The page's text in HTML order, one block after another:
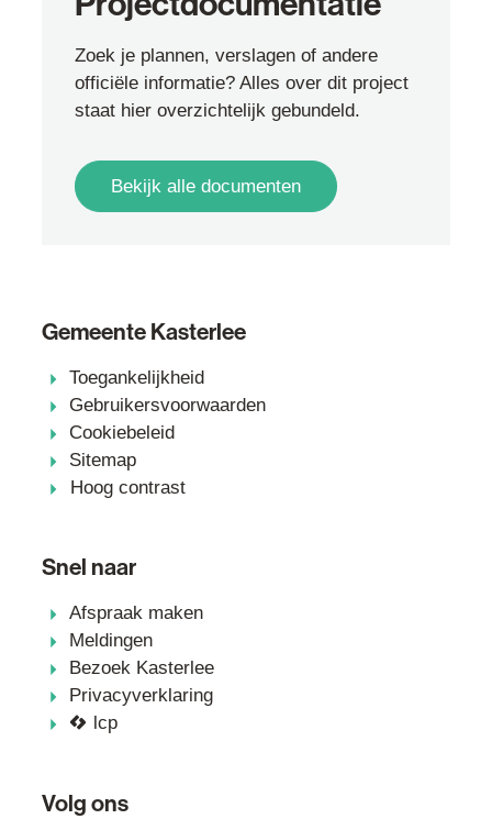
Zoek je plannen, verslagen of andere
officiële informatie? Alles over dit project
staat hier overzichtelijk gebundeld.
Bekijk alle documenten
Gemeente Kasterlee
Toegankelijkheid
Gebruikersvoorwaarden
Cookiebeleid
Sitemap
Hoog contrast
Snel naar
Afspraak maken
Meldingen
Bezoek Kasterlee
Privacyverklaring
lcp
Volg ons